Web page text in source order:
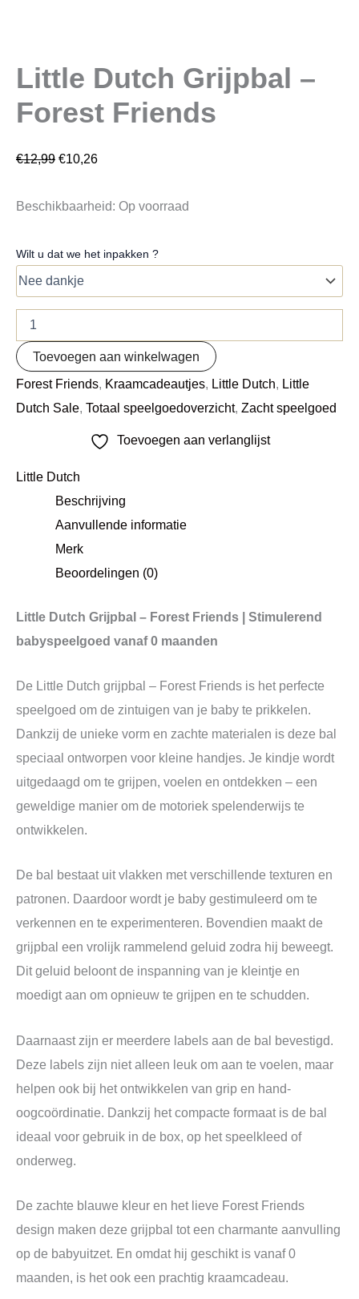
Little Dutch Grijpbal –
Forest Friends
€12,99 €10,26
Beschikbaarheid: Op voorraad
Wilt u dat we het inpakken ?
Toevoegen aan winkelwagen
Forest Friends, Kraamcadeautjes, Little Dutch, Little
Dutch Sale, Totaal speelgoedoverzicht, Zacht speelgoed
Toevoegen aan verlanglijst
Little Dutch
Beschrijving
Aanvullende informatie
Merk
Beoordelingen (0)
Little Dutch Grijpbal – Forest Friends | Stimulerend
babyspeelgoed vanaf 0 maanden
De Little Dutch grijpbal – Forest Friends is het perfecte
speelgoed om de zintuigen van je baby te prikkelen.
Dankzij de unieke vorm en zachte materialen is deze bal
speciaal ontworpen voor kleine handjes. Je kindje wordt
uitgedaagd om te grijpen, voelen en ontdekken – een
geweldige manier om de motoriek spelenderwijs te
ontwikkelen.
De bal bestaat uit vlakken met verschillende texturen en
patronen. Daardoor wordt je baby gestimuleerd om te
verkennen en te experimenteren. Bovendien maakt de
grijpbal een vrolijk rammelend geluid zodra hij beweegt.
Dit geluid beloont de inspanning van je kleintje en
moedigt aan om opnieuw te grijpen en te schudden.
Daarnaast zijn er meerdere labels aan de bal bevestigd.
Deze labels zijn niet alleen leuk om aan te voelen, maar
helpen ook bij het ontwikkelen van grip en hand-
oogcoördinatie. Dankzij het compacte formaat is de bal
ideaal voor gebruik in de box, op het speelkleed of
onderweg.
De zachte blauwe kleur en het lieve Forest Friends
design maken deze grijpbal tot een charmante aanvulling
op de babyuitzet. En omdat hij geschikt is vanaf 0
maanden, is het ook een prachtig kraamcadeau.